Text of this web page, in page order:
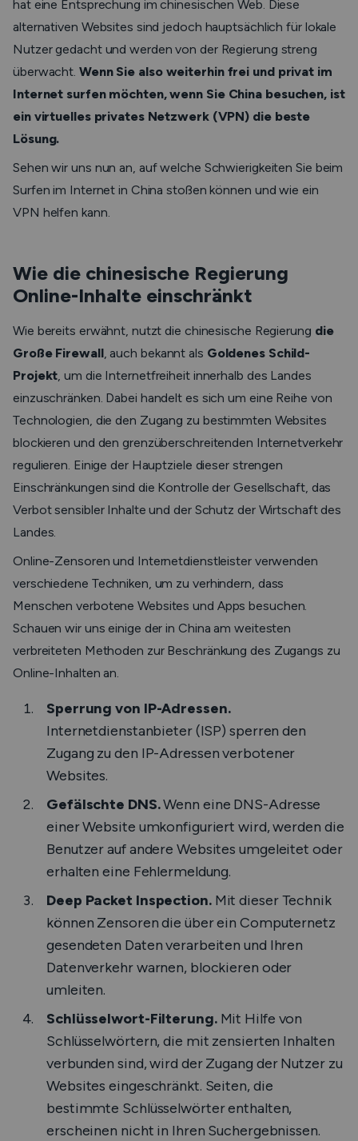
hat eine Entsprechung im chinesischen Web. Diese
alternativen Websites sind jedoch hauptsächlich für lokale
Nutzer gedacht und werden von der Regierung streng
überwacht. Wenn Sie also weiterhin frei und privat im
Internet surfen möchten, wenn Sie China besuchen, ist
ein virtuelles privates Netzwerk (VPN) die beste
Lösung.
Sehen wir uns nun an, auf welche Schwierigkeiten Sie beim
Surfen im Internet in China stoßen können und wie ein
VPN helfen kann.
Wie die chinesische Regierung
Online-Inhalte einschränkt
Wie bereits erwähnt, nutzt die chinesische Regierung die
Große Firewall, auch bekannt als Goldenes Schild-
Projekt, um die Internetfreiheit innerhalb des Landes
einzuschränken. Dabei handelt es sich um eine Reihe von
Technologien, die den Zugang zu bestimmten Websites
blockieren und den grenzüberschreitenden Internetverkehr
regulieren. Einige der Hauptziele dieser strengen
Einschränkungen sind die Kontrolle der Gesellschaft, das
Verbot sensibler Inhalte und der Schutz der Wirtschaft des
Landes.
Online-Zensoren und Internetdienstleister verwenden
verschiedene Techniken, um zu verhindern, dass
Menschen verbotene Websites und Apps besuchen.
Schauen wir uns einige der in China am weitesten
verbreiteten Methoden zur Beschränkung des Zugangs zu
Online-Inhalten an.
Sperrung von IP-Adressen.
Internetdienstanbieter (ISP) sperren den
Zugang zu den IP-Adressen verbotener
Websites.
Gefälschte DNS.Wenn eine DNS-Adresse
einer Website umkonfiguriert wird, werden die
Benutzer auf andere Websites umgeleitet oder
erhalten eine Fehlermeldung.
Deep Packet Inspection. Mit dieser Technik
können Zensoren die über ein Computernetz
gesendeten Daten verarbeiten und Ihren
Datenverkehr warnen, blockieren oder
umleiten.
Schlüsselwort-Filterung. Mit Hilfe von
Schlüsselwörtern, die mit zensierten Inhalten
verbunden sind, wird der Zugang der Nutzer zu
Websites eingeschränkt. Seiten, die
bestimmte Schlüsselwörter enthalten,
erscheinen nicht in Ihren Suchergebnissen.